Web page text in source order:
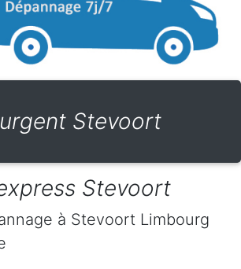
Stevoort
Stevoort
à Stevoort Limbourg